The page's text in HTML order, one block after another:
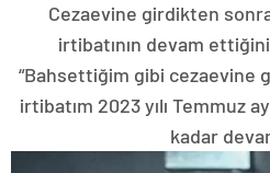
Cezaevine girdikten
irtibatının devam
“Bahsettiğim gibi cezaevine
irtibatım 2023 yılı Temmuz
kadar